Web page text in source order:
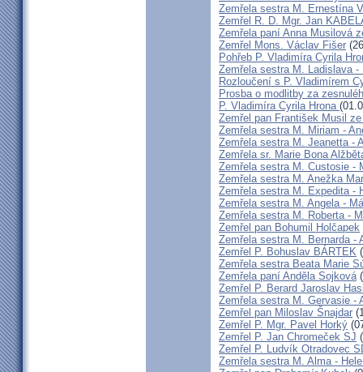
Zemřela sestra M. Ernestína
Zemřel R. D. Mgr. Jan
Zemřela paní Anna Musilová
Zemřel Mons. Václav Fišer
Pohřeb P. Vladimíra Cyrila
Zemřela sestra M. Ladislava -
Rozloučení s P. Vladimírem
Prosba o modlitby za
P. Vladimíra Cyrila Hrona
Zemřel pan František Musil
Zemřela sestra M. Miriam -
Zemřela sestra M. Jeanetta -
Zemřela sr. Marie Bona
Zemřela sestra M. Custosie -
Zemřela sestra M. Anežka
Zemřela sestra M. Expedita -
Zemřela sestra M. Angela -
Zemřela sestra M. Roberta -
Zemřel pan Bohumil Holčapek
Zemřela sestra M. Bernarda -
Zemřel P. Bohuslav BÁRTEK
Zemřela sestra Beata Marie
Zemřela paní Anděla Sojková
Zemřel P. Berard Jaroslav
Zemřela sestra M. Gervasie -
Zemřel pan Miloslav Šnajdar
Zemřel P. Mgr. Pavel Horký
Zemřel P. Jan Chromeček SJ
Zemřel P. Ludvík Otradovec
Zemřela sestra M. Alma -